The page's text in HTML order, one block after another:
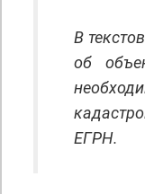
В
об
ЕГРН.